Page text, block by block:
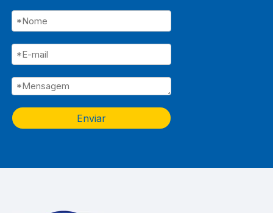
Enviar